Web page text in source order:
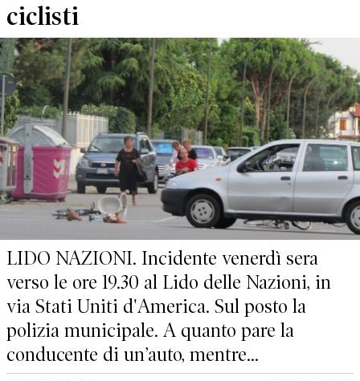
ciclisti
LIDO NAZIONI. Incidente venerdì sera
verso le ore 19.30 al Lido delle Nazioni, in
via Stati Uniti d'America. Sul posto la
polizia municipale. A quanto pare la
conducente di un’auto, mentre...